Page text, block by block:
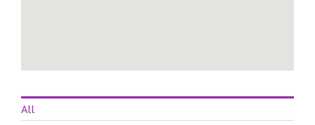
All